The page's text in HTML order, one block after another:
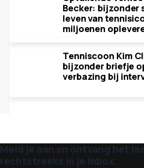
Becker: bijzonder
leven van
miljoenen
Tenniscoon Kim
bijzonder briefje
verbazing bij
Meld je aan en ontvang het
rechtstreeks in je inbox.